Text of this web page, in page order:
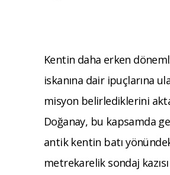
Kentin daha erken
iskanına dair ipuçlarına
misyon belirlediklerini
Doğanay, bu kapsamda
antik kentin batı
metrekarelik sondaj kazısı